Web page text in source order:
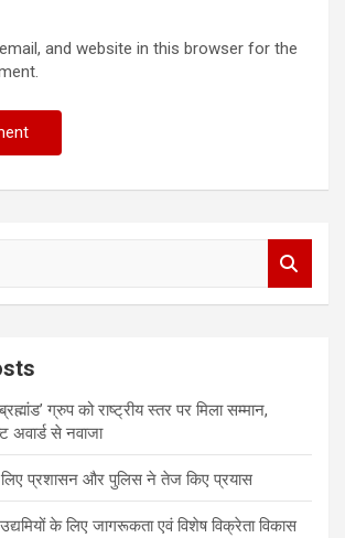
and website in this browser for the
ग्रुप को राष्ट्रीय स्तर पर मिला सम्मान,
से नवाजा
प्रशासन और पुलिस ने तेज किए प्रयास
के लिए जागरूकता एवं विशेष विक्रेता विकास